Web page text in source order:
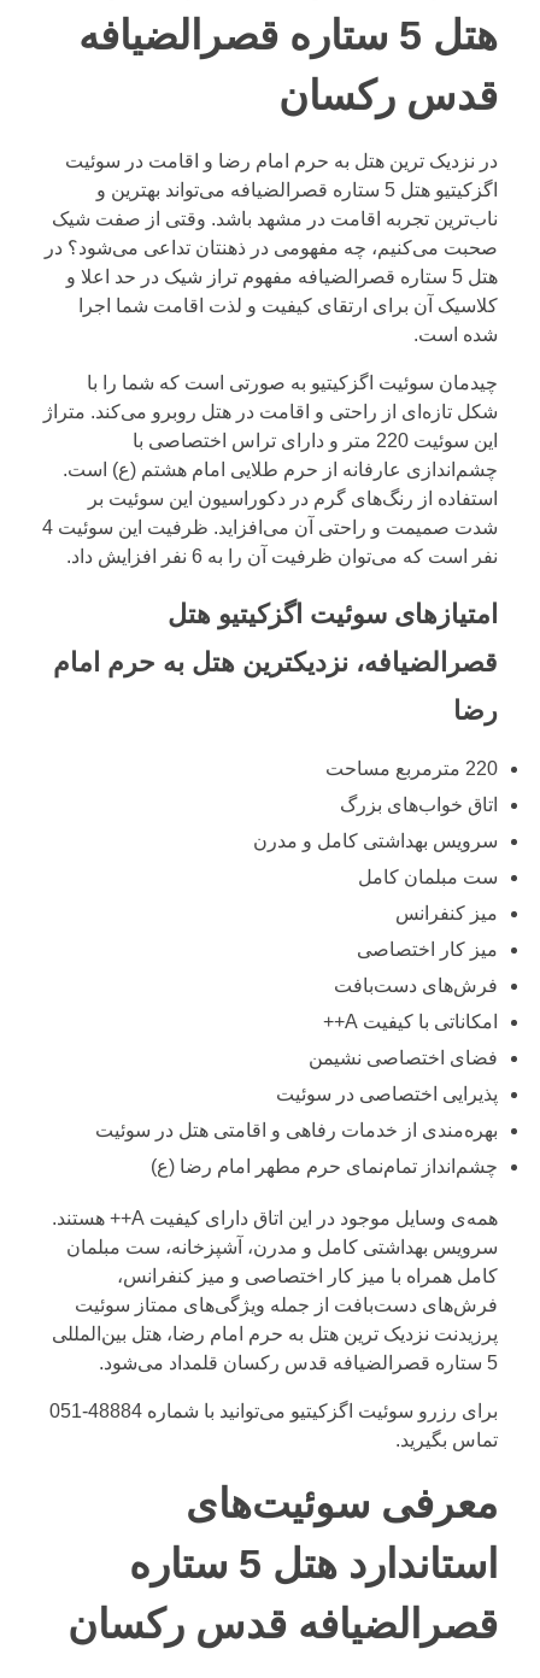
هتل 5 ستاره قصرالضیافه
قدس رکسان
در نزدیک ترین هتل به حرم امام رضا و اقامت در سوئیت
اگزکیتیو هتل 5 ستاره قصرالضیافه می‌تواند بهترین و
ناب‌ترین تجربه اقامت در مشهد باشد. وقتی از صفت شیک
صحبت می‌کنیم، چه مفهومی در ذهنتان تداعی می‌شود؟ در
هتل 5 ستاره قصرالضیافه مفهوم تراز شیک در حد اعلا و
کلاسیک آن برای ارتقای کیفیت و لذت اقامت شما اجرا
شده است.
چیدمان سوئیت اگزکیتیو به صورتی است که شما را با
شکل تازه‌ای از راحتی و اقامت در هتل روبرو می‌کند. متراژ
این سوئیت 220 متر و دارای تراس اختصاصی با
چشم‌اندازی عارفانه‌ از حرم طلایی امام هشتم (ع) است.
استفاده از رنگ‌های گرم در دکوراسیون این سوئیت بر
شدت صمیمت و راحتی آن می‌افزاید. ظرفیت این سوئیت 4
نفر است که می‌توان ظرفیت آن را به 6 نفر افزایش داد.
امتیازهای سوئیت اگزکیتیو هتل
قصرالضیافه، نزدیکترین هتل به حرم امام
رضا
220 مترمربع مساحت
اتاق خواب‌های بزرگ
سرویس بهداشتی کامل و مدرن
ست مبلمان کامل
میز کنفرانس
میز کار اختصاصی
فرش‌های دست‌بافت
امکاناتی با کیفیت A++
فضای اختصاصی نشیمن
پذیرایی اختصاصی در سوئیت
بهره‌مندی از خدمات رفاهی و اقامتی هتل در سوئیت
چشم‌انداز تمام‌نمای حرم مطهر امام رضا (ع)
همه‌ی وسایل موجود در این اتاق دارای کیفیت A++ هستند.
سرویس بهداشتی کامل و مدرن، آشپزخانه، ست مبلمان
کامل همراه با میز کار اختصاصی و میز کنفرانس،
فرش‌های دست‌بافت از جمله ویژگی‌های ممتاز سوئیت
پرزیدنت نزدیک ترین هتل به حرم امام رضا، هتل بین‌المللی
5 ستاره قصرالضیافه قدس رکسان قلمداد می‌شود.
برای رزرو سوئیت اگزکیتیو می‌توانید با شماره 48884-051
تماس بگیرید.
معرفی سوئیت‌های
استاندارد هتل 5 ستاره
قصرالضیافه قدس رکسان